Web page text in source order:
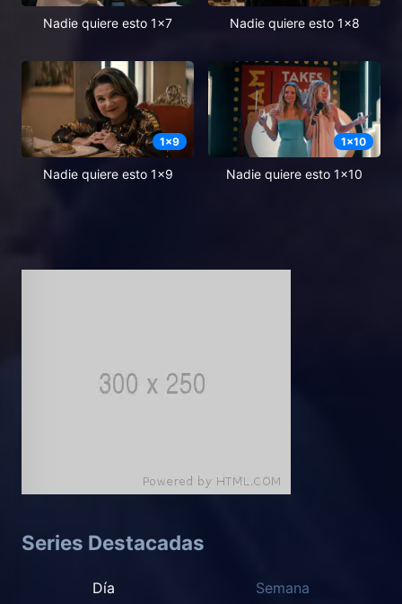
Nadie quiere esto 1x7 Nadie quiere esto 1x8
1x9
Nadie quiere esto 1x9
1x10
Nadie quiere esto 1x10
Series Destacadas
Día Semana